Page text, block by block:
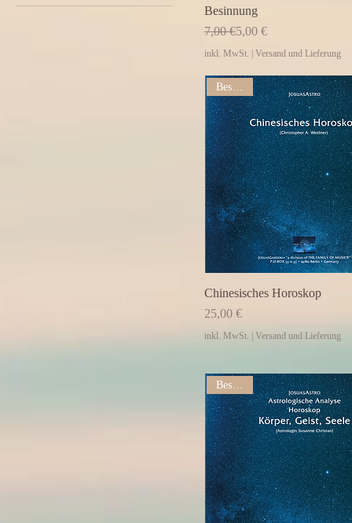
Besinnung
Standardpreis
7,00 €
Sale-Preis5,00 €
inkl. MwSt. | Versand und Lieferung
Chinesisches Horoskop
Preis
25,00 €
inkl. MwSt. | Versand und Lieferung